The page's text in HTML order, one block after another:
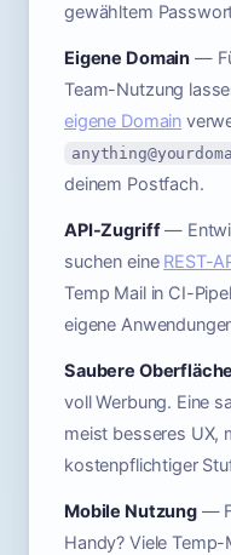
gewähltem
Eigene Domain —
Team-Nutzung
eigene Domain
deinem Postfach.
API-Zugriff—
suchen eine REST-
Temp Mail in CI-
eigene
Saubere Oberfläche
voll Werbung. Eine
meist besseres UX,
kostenpflichtiger
Mobile Nutzung—
Handy? Viele